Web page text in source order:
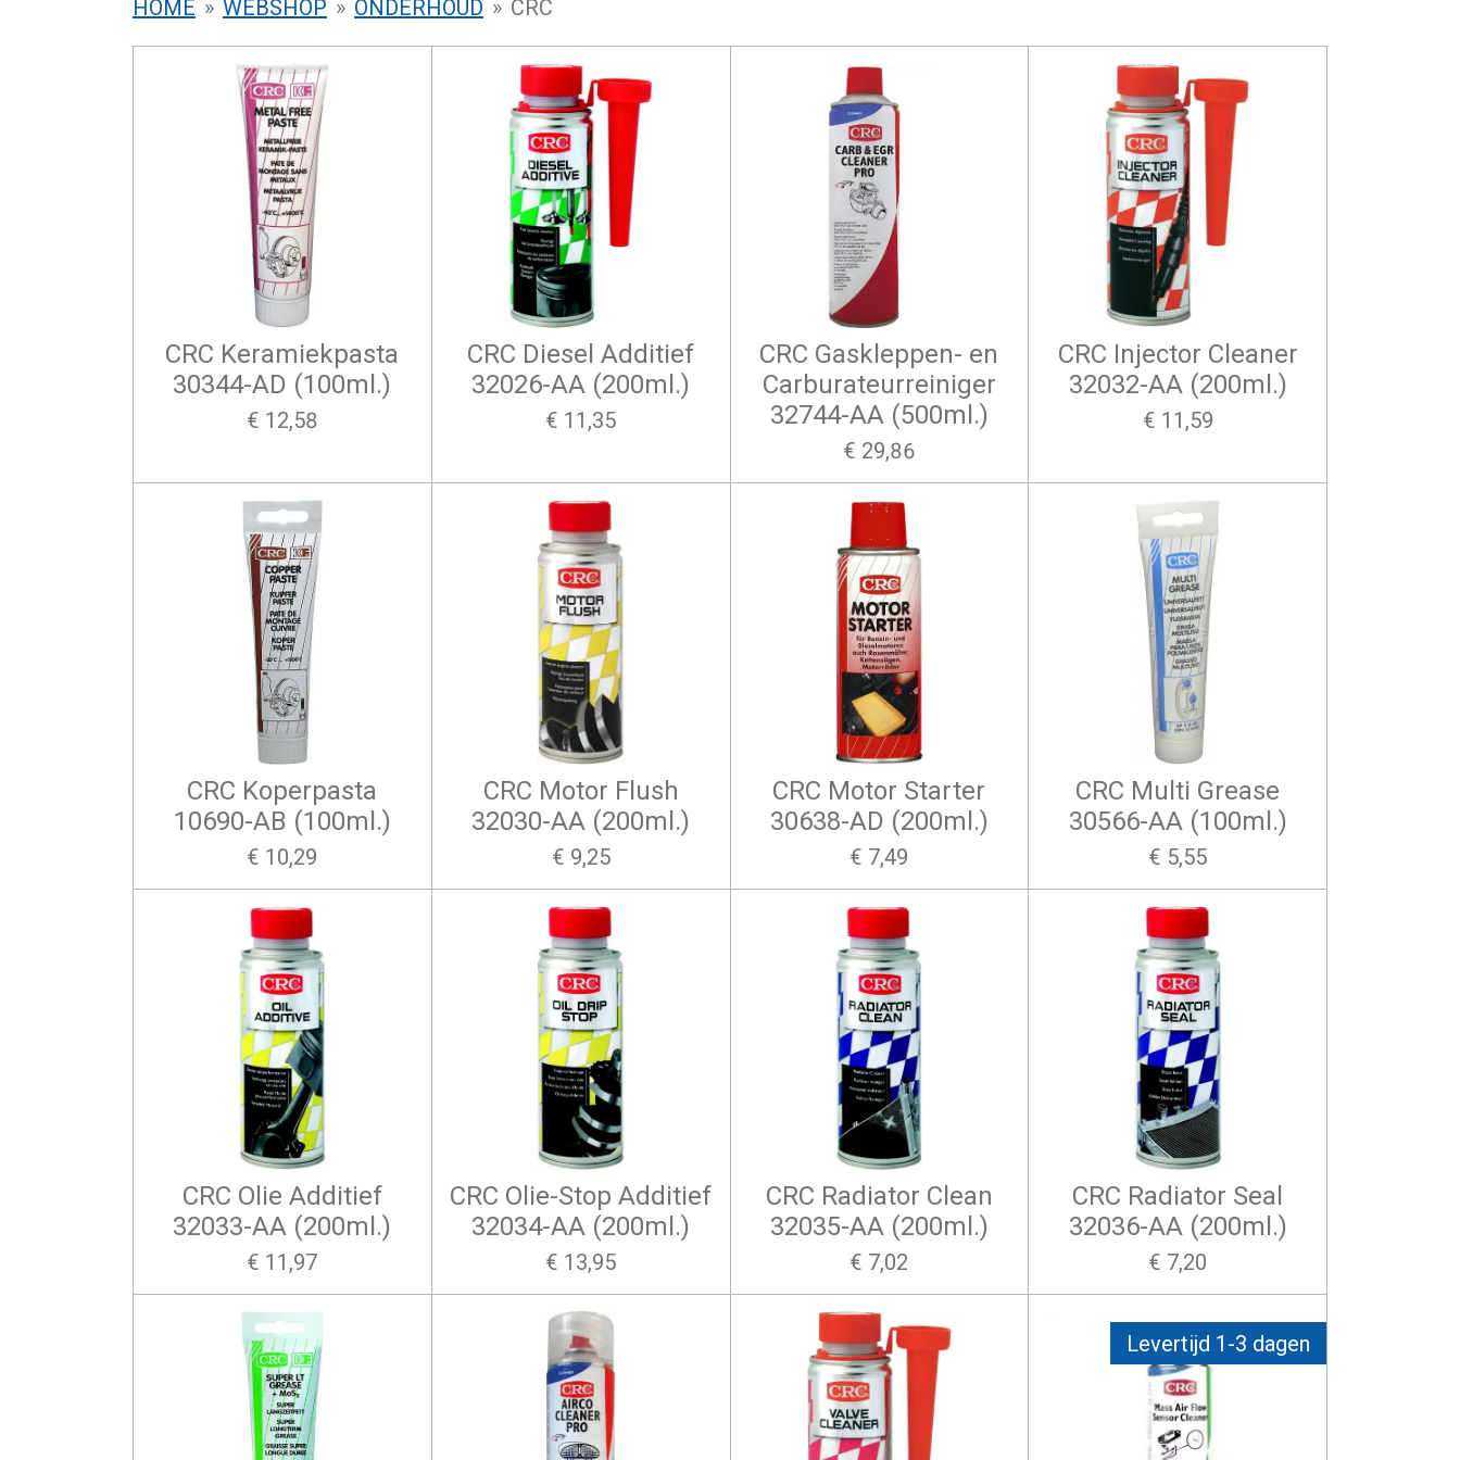
HOME » WEBSHOP » ONDERHOUD » CRC
CRC Keramiekpasta
30344-AD (100ml.)
€ 12,58
CRC Diesel Additief
32026-AA (200ml.)
€ 11,35
CRC Gaskleppen- en
Carburateurreiniger
32744-AA (500ml.)
€ 29,86
CRC Injector Cleaner
32032-AA (200ml.)
€ 11,59
CRC Koperpasta
10690-AB (100ml.)
€ 10,29
CRC Motor Flush
32030-AA (200ml.)
€ 9,25
CRC Motor Starter
30638-AD (200ml.)
€ 7,49
CRC Multi Grease
30566-AA (100ml.)
€ 5,55
CRC Olie Additief
32033-AA (200ml.)
€ 11,97
CRC Olie-Stop Additief
32034-AA (200ml.)
€ 13,95
CRC Radiator Clean
32035-AA (200ml.)
€ 7,02
CRC Radiator Seal
32036-AA (200ml.)
€ 7,20
Levertijd 1-3 dagen